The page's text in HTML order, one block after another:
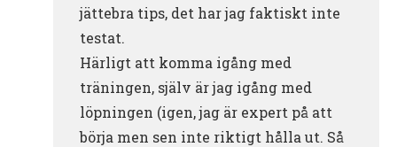
jättebra tips, det har jag faktiskt inte
testat.
Härligt att komma igång med
träningen, själv är jag igång med
löpningen (igen, jag är expert på att
börja men sen inte riktigt hålla ut. Så